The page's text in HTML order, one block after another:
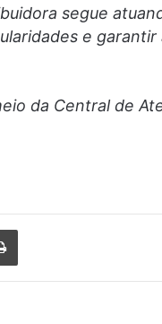
segue
e
da Central de
Imprimir